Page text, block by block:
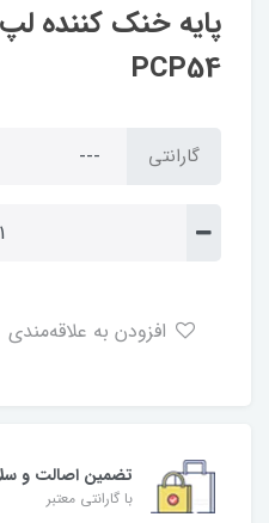
پایه خنک کننده
PCP54
گارانتی
تضمین اصالت و
با گارانتی معتبر